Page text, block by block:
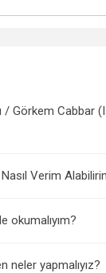
/ Görkem Cabbar
Verim
okumalıyım?
neler yapmalıyız?